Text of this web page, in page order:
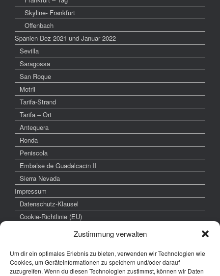
Zustimmung verwalten
Um dir ein optimales Erlebnis zu bieten, verwenden wir Technologien wie
Cookies, um Geräteinformationen zu speichern und/oder darauf
zuzugreifen. Wenn du diesen Technologien zustimmst, können wir Daten
Skyline- Frankfurt
Offenbach
Spanien Dez 2021 und Januar 2022
Sevilla
Saragossa
San Roque
Motril
Tarifa-Strand
Tarifa – Ort
Antequera
Ronda
Peniscola
Embalse de Guadalcacin II
Sierra Nevada
Impressum
Datenschutz-Klausel
Cookie-Richtlinie (EU)
weitere interessante Links
www.hochzeitsfoto-tk.de